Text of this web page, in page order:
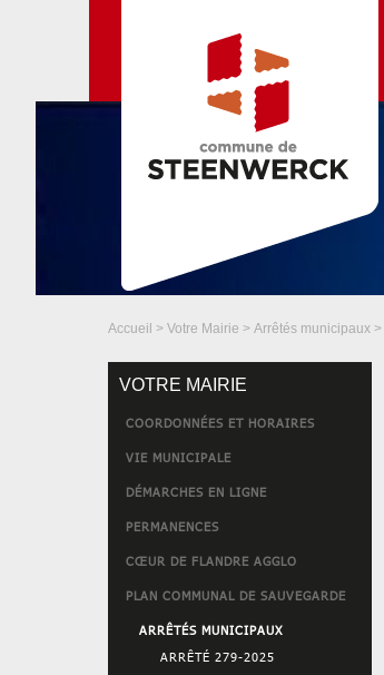
Accueil > Votre Mairie > Arrêtés municipaux >
VOTRE MAIRIE
COORDONNÉES ET HORAIRES
VIE MUNICIPALE
DÉMARCHES EN LIGNE
PERMANENCES
CŒUR DE FLANDRE AGGLO
PLAN COMMUNAL DE SAUVEGARDE
ARRÊTÉS MUNICIPAUX
ARRÊTÉ 279-2025